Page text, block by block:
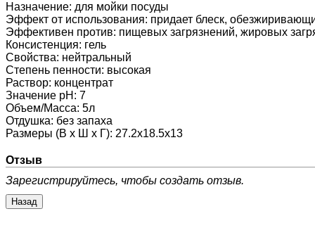
Назначение: для мойки посуды
Эффект от использования: придает блеск,
Эффективен против: пищевых загрязнений, жировых
Консистенция: гель
Свойства: нейтральный
Степень пенности: высокая
Раствор: концентрат
Значение pH : 7
Объем/Масса: 5л
Отдушка: без запаха
Размеры (В х Ш х Г): 27.2х18.5х13
Отзыв
Зарегистрируйтесь, чтобы создать отзыв.